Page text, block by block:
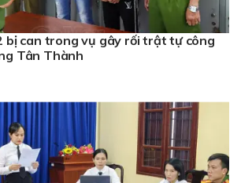
bị can trong vụ gây rối trật tự công
Tân Thành